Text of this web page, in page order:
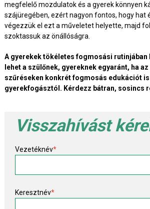
megfelelő mozdulatok és a gyerek könnyen
szájüregében, ezért nagyon fontos, hogy hat
végezzük el ezt a műveletet helyette, majd
szoktassuk az önállóságra.
A gyerekek tökéletes fogmosási rutinjában
lehet a szülőnek, gyereknek egyaránt, ha
szűréseken konkrét fogmosás edukációt
gyerekfogásztól. Kérdezz bátran, sosincs
Visszahívást
Vezetéknév*
Keresztnév*